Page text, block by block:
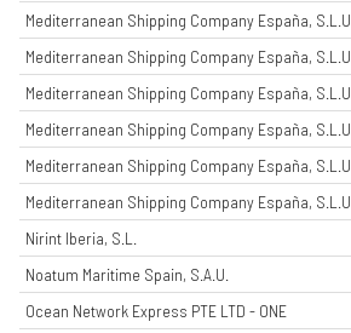
Mediterranean Shipping Company España, S.L.U.
Mediterranean Shipping Company España, S.L.U.
Mediterranean Shipping Company España, S.L.U.
Mediterranean Shipping Company España, S.L.U.
Mediterranean Shipping Company España, S.L.U.
Mediterranean Shipping Company España, S.L.U.
Nirint Iberia, S.L.
Noatum Maritime Spain, S.A.U.
Ocean Network Express PTE LTD - ONE